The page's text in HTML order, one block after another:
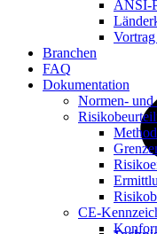
ANSI-
Branchen
FAQ
Dokumentation
Normen- und
CE-